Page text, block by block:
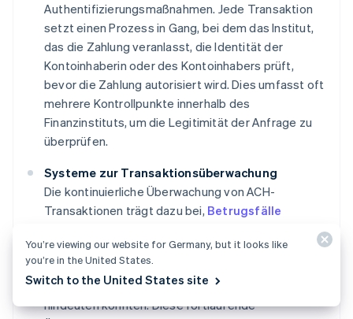
Authentifizierungsmaßnahmen. Jede Transaktion
setzt einen Prozess in Gang, bei dem das Institut,
das die Zahlung veranlasst, die Identität der
Kontoinhaberin oder des Kontoinhabers prüft,
bevor die Zahlung autorisiert wird. Dies umfasst oft
mehrere Kontrollpunkte innerhalb des
Finanzinstituts, um die Legitimität der Anfrage zu
überprüfen.
Systeme zur Transaktionsüberwachung
Die kontinuierliche Überwachung von ACH-
Transaktionen trägt dazu bei, Betrugsfälle
analysieren Muster im Zahlungsverhalten und
kennzeichnen ungewöhnliche Transaktionen, die
auf unbefugte oderbetrügerische Aktivitäten
hindeuten könnten. Diese fortlaufende
You’re viewing our website for Germany, but it looks like
you’re in the United States.
Switch to the United States site